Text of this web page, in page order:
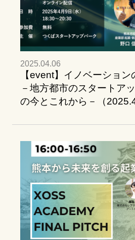
2025.04.06
【event】イノベーショ
－地方都市のスタートア
の今とこれから－（